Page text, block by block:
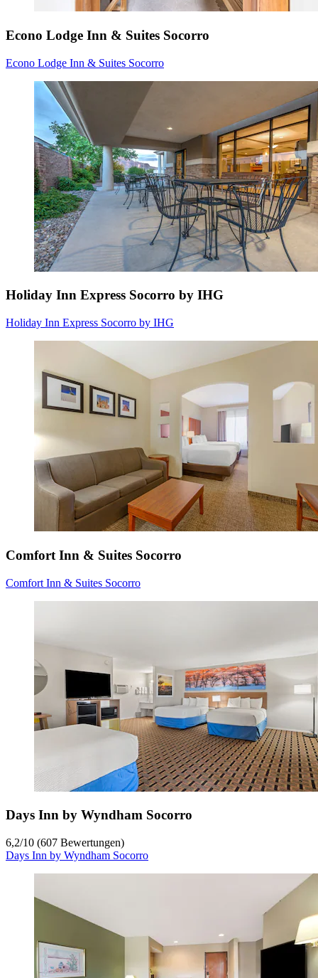
Econo Lodge Inn & Suites Socorro
Econo Lodge Inn & Suites Socorro
Holiday Inn Express Socorro by IHG
Holiday Inn Express Socorro by IHG
Comfort Inn & Suites Socorro
Comfort Inn & Suites Socorro
Days Inn by Wyndham Socorro
6,2/10 (607 Bewertungen)
Days Inn by Wyndham Socorro